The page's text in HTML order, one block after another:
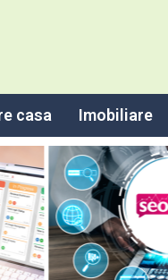
casa Imobiliare